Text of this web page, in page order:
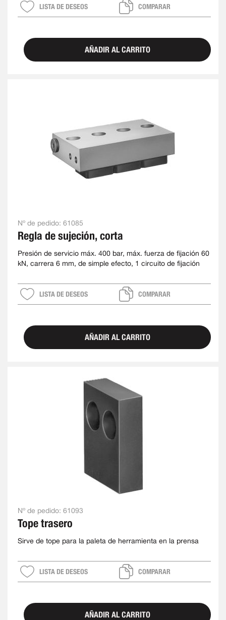
LISTA DE DESEOS COMPARAR
AÑADIR AL CARRITO
Nº de pedido: 61085
Regla de sujeción, corta
Presión de servicio máx. 400 bar, máx. fuerza de fijación 60
kN, carrera 6 mm, de simple efecto, 1 circuito de fijación
LISTA DE DESEOS COMPARAR
AÑADIR AL CARRITO
Nº de pedido: 61093
Tope trasero
Sirve de tope para la paleta de herramienta en la prensa
LISTA DE DESEOS COMPARAR
AÑADIR AL CARRITO